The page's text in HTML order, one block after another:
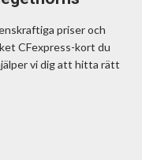
priser och
CFexpress-kort du
vi dig att hitta rätt